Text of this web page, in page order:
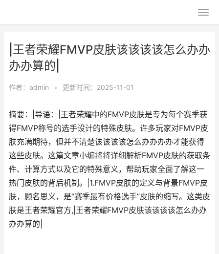
|王者荣耀FMVP皮肤该该该该怎么办办
办办算的|
作者： admin • 更新时间：2025-11-01
摘要：|导语：|王者荣耀中的FMVP皮肤是专为每个赛季获
得FMVP称号的选手设计的特殊皮肤。许多玩家对FMVP皮
肤充满期待，但并不清楚该该该该怎么办办办办才能获得
这些皮肤。这篇文章小编将将详细解析FMVP皮肤的获取条
件、计算方式以及它的特殊意义，帮助玩家全面了解这一
热门皮肤的背后机制。|1.FMVP皮肤的定义与背景FMVP皮
肤，顾名思义，是“赛季最有价格选手”皮肤的缩写。这类皮
肤是王者荣耀官方,|王者荣耀FMVP皮肤该该该该怎么办办
办办算的|